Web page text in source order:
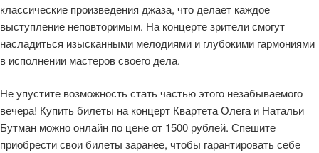
классические произведения джаза, что делает каждое
выступление неповторимым. На концерте зрители смогут
насладиться изысканными мелодиями и глубокими гармониями
в исполнении мастеров своего дела.
Не упустите возможность стать частью этого незабываемого
вечера! Купить билеты на концерт Квартета Олега и Натальи
Бутман можно онлайн по цене от 1500 рублей. Спешите
приобрести свои билеты заранее, чтобы гарантировать себе